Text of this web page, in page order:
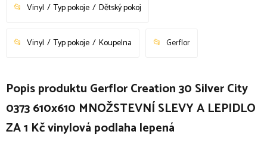
Vinyl Typ pokoje Dětský pokoj
Vinyl Typ pokoje Koupelna Gerflor
Popis produktu Gerflor Creation 30 Silver City
0373 610x610 MNOŽSTEVNÍ SLEVY A LEPIDLO
ZA 1 Kč vinylová podlaha lepená